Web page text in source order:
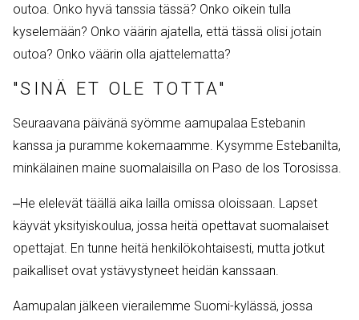
outoa. Onko hyvä tanssia tässä? Onko oikein tulla
kyselemään? Onko väärin ajatella, että tässä olisi jotain
outoa? Onko väärin olla ajattelematta?
"SINÄ ET OLE TOTTA"
Seuraavana päivänä syömme aamupalaa Estebanin
kanssa ja puramme kokemaamme. Kysymme Estebanilta,
minkälainen maine suomalaisilla on Paso de los Torosissa.
‒He elelevät täällä aika lailla omissa oloissaan. Lapset
käyvät yksityiskoulua, jossa heitä opettavat suomalaiset
opettajat. En tunne heitä henkilökohtaisesti, mutta jotkut
paikalliset ovat ystävystyneet heidän kanssaan.
Aamupalan jälkeen vierailemme Suomi-kylässä, jossa